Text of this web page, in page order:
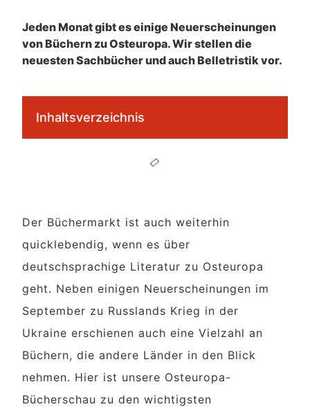
Jeden Monat gibt es einige Neuerscheinungen
von Büchern zu Osteuropa. Wir stellen die
neuesten Sachbücher und auch Belletristik vor.
Inhaltsverzeichnis
Der Büchermarkt ist auch weiterhin
quicklebendig, wenn es über
deutschsprachige Literatur zu Osteuropa
geht. Neben einigen Neuerscheinungen im
September zu Russlands Krieg in der
Ukraine erschienen auch eine Vielzahl an
Büchern, die andere Länder in den Blick
nehmen. Hier ist unsere Osteuropa-
Bücherschau zu den wichtigsten